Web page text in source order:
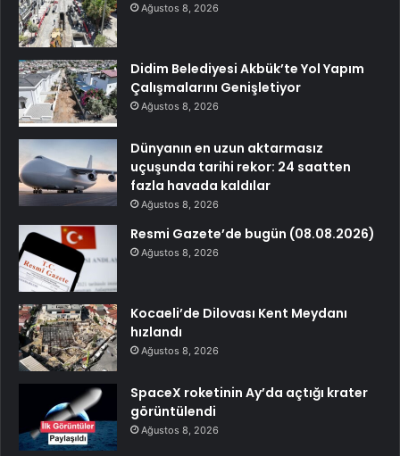
Ağustos 8, 2026
Didim Belediyesi Akbük’te Yol Yapım
Çalışmalarını Genişletiyor
Ağustos 8, 2026
Dünyanın en uzun aktarmasız
uçuşunda tarihi rekor: 24 saatten
fazla havada kaldılar
Ağustos 8, 2026
Resmi Gazete’de bugün (08.08.2026)
Ağustos 8, 2026
Kocaeli’de Dilovası Kent Meydanı
hızlandı
Ağustos 8, 2026
SpaceX roketinin Ay’da açtığı krater
görüntülendi
Ağustos 8, 2026